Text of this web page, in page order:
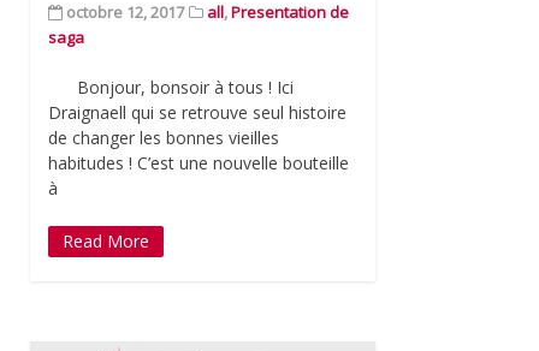
octobre 12, 2017 all,Presentation de
saga
Bonjour, bonsoir à tous ! Ici
Draignaell qui se retrouve seul histoire
de changer les bonnes vieilles
habitudes ! C’est une nouvelle bouteille
à
Read More